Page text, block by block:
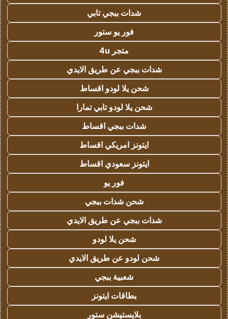
شدات ببجي تابي
فور يو ستور
متجر 4u
شدات ببجي عن طريق الايدي
شحن يلا لودو اقساط
شحن يلا لودو تابي تمارا
شدات ببجي اقساط
ايتونز امريكي اقساط
ايتونز سعودي اقساط
فور يو
شحن شدات ببجي
شدات ببجي عن طريق الايدي
شحن يلا لودو
شحن لودو عن طريق الايدي
شعبية ببجي
بطاقات ايتونز
بلايستيشن ستور